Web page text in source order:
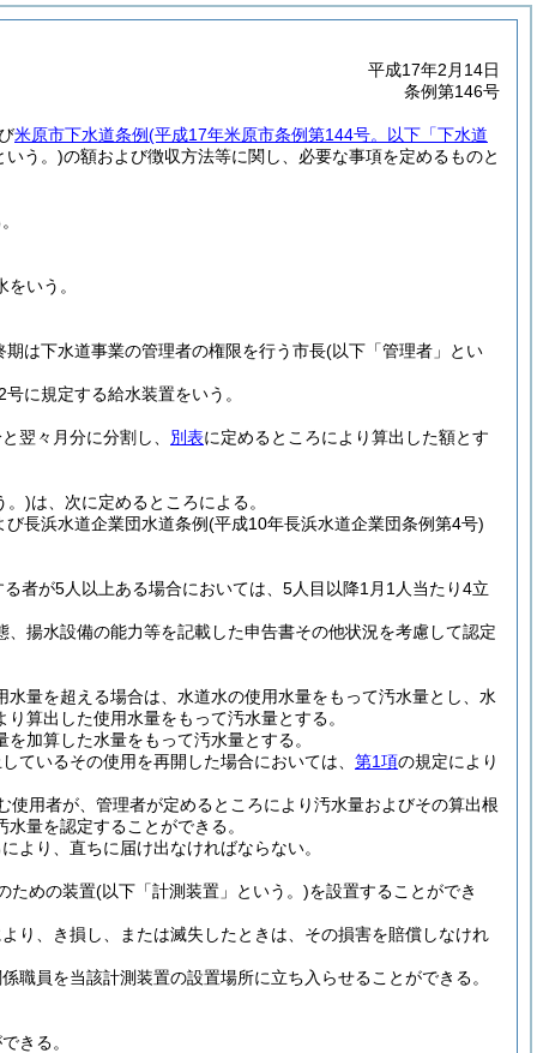
平成17年2月14日
条例第146号
米原市下水道条例(平成17年米原市条例第144号。以下「下水道
いう。)の額および徴収方法等に関し、必要な事項を定めるものと
いう。
は下水道事業の管理者の権限を行う市長(以下「管理者」とい
号に規定する給水装置をいう。
翌々月分に分割し、 別表に定めるところにより算出した額とす
。)は、次に定めるところによる。
び長浜水道企業団水道条例(平成10年長浜水道企業団条例第4号)
る者が5人以上ある場合においては、5人目以降1月1人当たり4立
揚水設備の能力等を記載した申告書その他状況を考慮して認定
水量を超える場合は、水道水の使用水量をもって汚水量とし、水
り算出した使用水量をもって汚水量とする。
加算した水量をもって汚水量とする。
ているその使用を再開した場合においては、 第1項の規定により
用者が、管理者が定めるところにより汚水量およびその算出根
量を認定することができる。
より、直ちに届け出なければならない。
ための装置(以下「計測装置」という。)を設置することができ
り、き損し、または滅失したときは、その損害を賠償しなけれ
員を当該計測装置の設置場所に立ち入らせることができる。
きる。